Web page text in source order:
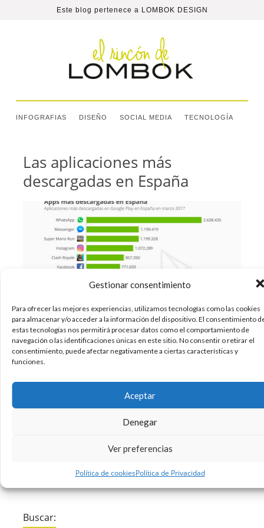
Gestionar consentimiento
Para ofrecer las mejores experiencias, utilizamos tecnologías como las cookies
para almacenar y/o acceder a la información del dispositivo. El consentimiento
estas tecnologías nos permitirá procesar datos como el comportamiento de
navegación o las identificaciones únicas en este sitio. No consentir o retirar el
consentimiento, puede afectar negativamente a ciertas características y
funciones.
Aceptar
Denegar
Ver preferencias
Política de cookiesPolítica de Privacidad
Este blog pertenece a LOMBOK DESIGN
INFOGRAFIAS DISEÑO SOCIAL MEDIA TECNOLOGÍA
Las aplicaciones más
descargadas en España
No cabe duda de que cada vez hay más
aplicaciones para Android. Unas gustan más,
otras menos. Según las necesidades de cada
¿cuál es la aplicación que
Buscar: